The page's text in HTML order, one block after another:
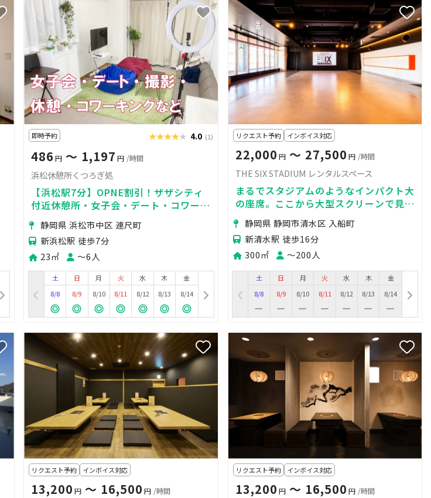
即時予約 ★★★★★
★★★★★ 4.0 (1)
486 円 〜 1,197 円 /時間
浜松休憩所くつろぎ処
【浜松駅7分】OPNE割引！ザザシティ
付近休憩所・女子会・デート・コワーキ
ング・撮影／FIRETV・Wi-Fi無料！
静岡県 浜松市中区 連尺町
新浜松駅 徒歩7分
23㎡
〜6人
土
8/8
日
8/9
月
8/10
火
8/11
水
8/12
木
8/13
金
8/14
リクエスト予約 インボイス対応
22,000 円〜 27,500 円 /時間
THE SIX STADIUM レンタルスペース
まるでスタジアムのようなインパクト大
の座席。ここから大型スクリーンで見る
試合は忘れられないひと時になるでしょ
う。静岡県 静岡市清水区 入船町
新清水駅 徒歩16分
300㎡
〜200人
土
8/8
日
8/9
月
8/10
火
8/11
水
8/12
木
8/13
金
8/14
リクエスト予約 インボイス対応
13,200 円 〜 16,500 円 /時間
リクエスト予約 インボイス対応
13,200 円〜 16,500 円 /時間